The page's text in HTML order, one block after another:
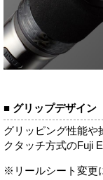
■ グリップデザイン
グリッピング性能や
クタッチ方式のFuji
※リールシート変更